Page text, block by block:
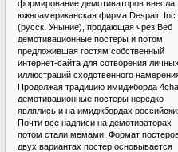
формирование демотиваторов внесла
южноамериканская фирма Despair, Inc.
(русск. Уныние), продающая чрез Веб
демотивационные постеры и потом
предложившая гостям собственный
интернет-сайта для сотворения личных
иллюстраций сходственного
Продолжая традицию имиджборда
демотивационные постеры нередко
являлись и на имиджбордах
Почти все надписи на демотиваторах
потом стали мемами. Формат
двух вариантах постер основывается